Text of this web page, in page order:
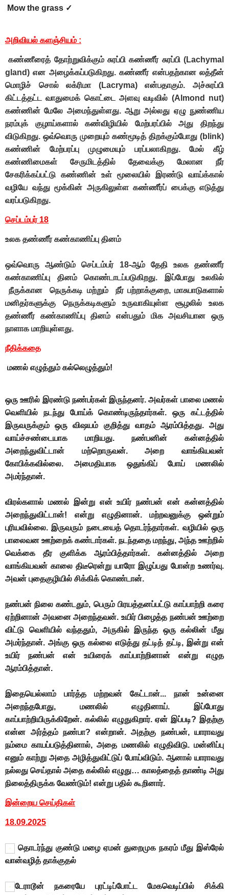
Mow the grass ✓
அறிவியல் களஞ்சியம் :
கண்ணீரைத் தோற்றுவிக்கும் சுரப்பி கண்ணீர் சுரப்பி (Lachymal
gland) என அழைக்கப்படுகிறது. கண்ணீர் என்பதற்கான லத்தீன்
மொழிச் சொல் லக்ரிமா (Lacryma) என்பதாகும். அச்சுரப்பி
கிட்டத்தட்ட வாதுமைக் கொட்டை அளவு வடிவில் (Almond nut)
கண்ணின் மேலே அமைந்துள்ளது. ஆறு அல்லது ஏழு நுண்ணிய
நரம்புக் குழாய்களால் கண்விழியில் மேற்பரப்பில் அது திறந்து
விடுகிறது. ஒவ்வொரு முறையும் கண்மூடித் திறக்கும்போது (blink)
கண்ணின் மேற்பரப்பு முழுமையும் பரப்பலாகிறது. மேல் கீழ்
கண்ணிமைகள் சேருமிடத்தில் தேவைக்கு மேலான நீர்
சேகரிக்கப்பட்டு கண்ணின் உள் மூலையில் இரண்டு வாய்க்கால்
வழியே வந்து மூக்கின் அருகிலுள்ள கண்ணீர்ப் பைக்கு எடுத்து
வரப்படுகிறது.
செப்டம்பர் 18
உலக தண்ணீர் கண்காணிப்பு தினம்
ஒவ்வொரு ஆண்டும் செப்டம்பர் 18-ஆம் தேதி உலக தண்ணீர்
கண்காணிப்பு தினம் கொண்டாடப்படுகிறது. இப்போது உலகில்
நீருக்கான நெருக்கடி மற்றும் நீர் பற்றாக்குறை, மாசுபாடுகளால்
மனிதர்களுக்கு நெருக்கடிகளும் உருவாகியுள்ள சூழலில் உலக
தண்ணீர் கண்காணிப்பு தினம் என்பதும் மிக அவசியான ஒரு
நாளாக மாறியுள்ளது.
நீதிக்கதை
மணல் எழுத்தும் கல்லெழுத்தும்!
ஒரு ஊரில் இரண்டு நண்பர்கள் இருந்தனர். அவர்கள் பாலை மணல்
வெளியில் நடந்து போய்க் கொண்டிருந்தார்கள். ஒரு கட்டத்தில்
இருவருக்கும் ஒரு விஷயம் குறித்து வாதம் ஆரம்பித்தது. அது
வாய்ச்சண்டையாக மாறியது. நண்பனின் கன்னத்தில்
அறைந்துவிட்டான் மற்றொருவன். அறை வாங்கியவன்
கோபிக்கவில்லை. அமைதியாக ஒதுங்கிப் போய் மணலில்
அமர்ந்தான்.
விரல்களால் மணல் இன்று என் உயிர் நண்பன் என் கன்னத்தில்
அறைந்துவிட்டான்! என்று எழுதினான். மற்றவனுக்கு ஒன்றும்
புரியவில்லை. இருவரும் நடையைத் தொடர்ந்தார்கள். வழியில் ஒரு
பாலைவன ஊற்றைக் கண்டார்கள். நடந்ததை மறந்து, அந்த ஊற்றில்
வெக்கை தீர குளிக்க ஆரம்பித்தார்கள். கன்னத்தில் அறை
வாங்கியவன் காலை திடீரென்று யாரோ இழுப்பது போன்ற உணர்வு.
அவன் புதைகுழியில் சிக்கிக் கொண்டான்.
நண்பன் நிலை கண்டதும், பெரும் பிரயத்தனப்பட்டு காப்பாற்றி கரை
ஏற்றினான் அவனை அறைந்தவன். உயிர் பிழைத்த நண்பன் ஊற்றை
விட்டு வெளியில் வந்ததும், அருகில் இருந்த ஒரு கல்லின் மீது
அமர்ந்தான். அங்கு ஒரு கல்லை எடுத்து தட்டித் தட்டி, இன்று என்
உயிர் நண்பன் என் உயிரைக் காப்பாற்றினான் என்று எழுத
ஆரம்பித்தான்.
இதையெல்லாம் பார்த்த மற்றவன் கேட்டான்... நான் உன்னை
அறைந்தபோது, மணலில் எழுதினாய். இப்போது
காப்பாற்றியிருக்கிறேன். கல்லில் எழுதுகிறார். ஏன் இப்படி? இதற்கு
என்ன அர்த்தம் நண்பா? என்றான். அதற்கு நண்பன், யாராவது
நம்மை காயப்படுத்தினால், அதை மணலில் எழுதிவிடு. மன்னிப்பு
எனும் காற்று அதை அழித்துவிட்டுப் போய்விடும். ஆனால் யாராவது
நல்லது செய்தால் அதை கல்லில் எழுது… காலத்தைத் தாண்டி அது
நிலைத்திருக்க வேண்டும்! என்று பதில் கூறினார்.
இன்றைய செய்திகள்
18.09.2025
தொடர்ந்து குண்டு மழை ஏமன் துறைமுக நகரம் மீது இஸ்ரேல்
வான்வழித் தாக்குதல்
டேராடூன் நகரையே புரட்டிப்போட்ட மேகவெடிப்பில் சிக்கி